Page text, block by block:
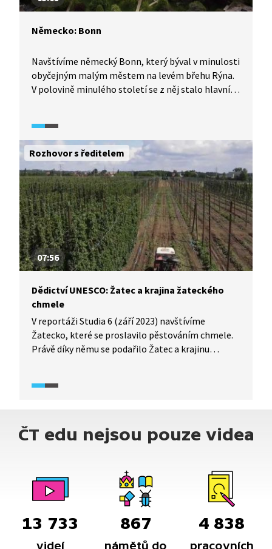
Německo: Bonn
Navštívíme německý Bonn, který býval v minulosti
obyčejným malým městem na levém břehu Rýna.
V polovině minulého století se z něj stalo hlavní
jak mnozí očekávali? To a mnohem více se
dozvíme v následujícím videu.
Rozhovor s ředitelem
07:56
Dědictví UNESCO: Žatec a krajina žateckého
chmele
V reportáži Studia 6 (září 2023) navštívíme
Žatecko, které se proslavilo pěstováním chmele.
Právě díky němu se podařilo Žatec a krajinu
UNESCO. Co zápis na seznam UNESCO obnášel?
realizovat, přiblíží Jaroslav Špička, ředitel Chrámu
chmele a piva v Žatci.
ČT edu nejsou pouze videa
13 733
videí
867
námětů do
4 838
pracovních